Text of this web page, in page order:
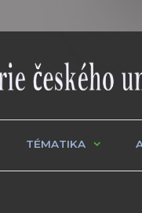
TÉMATIKA